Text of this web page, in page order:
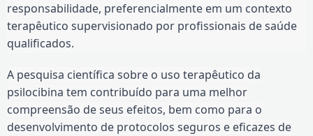
responsabilidade, preferencialmente em um contexto
terapêutico supervisionado por profissionais de saúde
qualificados.
A pesquisa científica sobre o uso terapêutico da
psilocibina tem contribuído para uma melhor
compreensão de seus efeitos, bem como para o
desenvolvimento de protocolos seguros e eficazes de